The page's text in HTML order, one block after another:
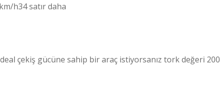
h34 satır daha
çekiş gücüne sahip bir araç istiyorsanız tork değeri 200